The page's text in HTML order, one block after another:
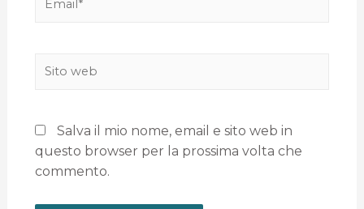
Salva il mio nome, email e sito web in
questo browser per la prossima volta che
commento.